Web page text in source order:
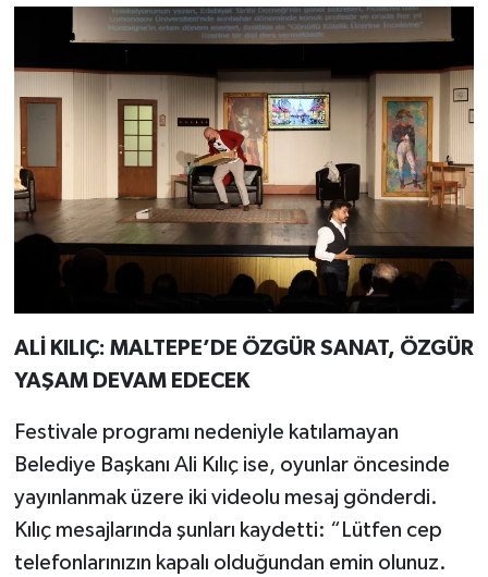
ALİ KILIÇ: MALTEPE’DE ÖZGÜR SANAT, ÖZGÜR
YAŞAM DEVAM EDECEK
Festivale programı nedeniyle katılamayan
Belediye Başkanı Ali Kılıç ise, oyunlar öncesinde
yayınlanmak üzere iki videolu mesaj gönderdi.
Kılıç mesajlarında şunları kaydetti: “Lütfen cep
telefonlarınızın kapalı olduğundan emin olunuz.